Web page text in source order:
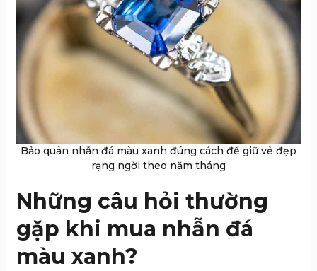
Bảo quản nhẫn đá màu xanh đúng cách để giữ vẻ đẹp
rạng ngời theo năm tháng
Những câu hỏi thường
gặp khi mua nhẫn đá
màu xanh?